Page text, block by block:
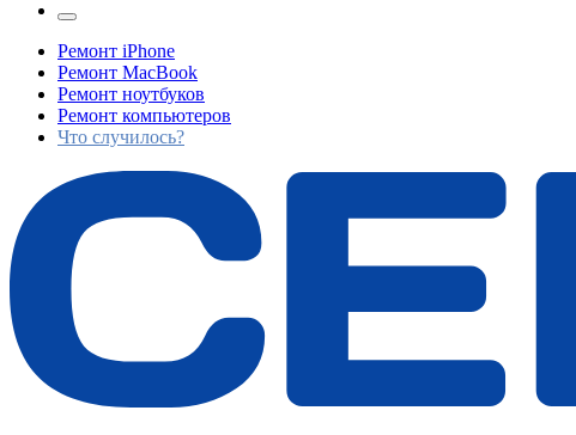
Ремонт iPhone
Ремонт MacBook
Ремонт ноутбуков
Ремонт компьютеров
Что случилось?